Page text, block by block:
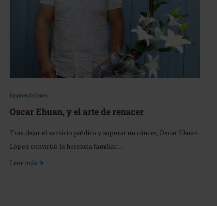
Emprendedores
Oscar Ehuan, y el arte de renacer
Tras dejar el servicio público y superar un cáncer, Óscar Ehuan
López convirtió la herencia familiar …
Leer más